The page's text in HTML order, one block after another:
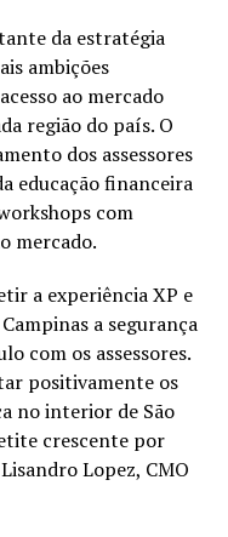
da estratégia
ambições
ao mercado
região do país. O
dos assessores
educação financeira
com
mercado.
a experiência XP e
a segurança
com os assessores.
positivamente os
no interior de São
crescente por
Lopez, CMO